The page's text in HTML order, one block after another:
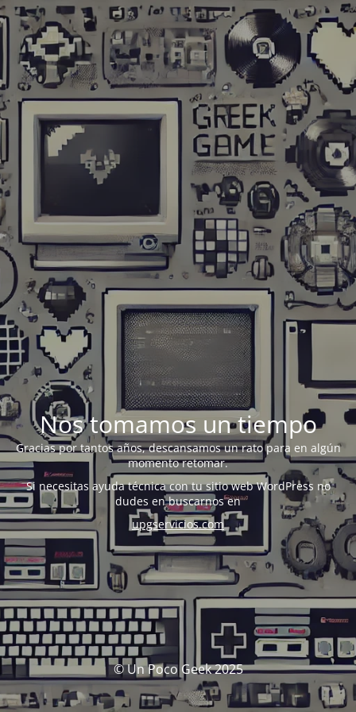
Nos tomamos un tiempo
Gracias por tantos años, descansamos un rato para en algún
momento retomar.
Si necesitas ayuda técnica con tu sitio web WordPress no
dudes en buscarnos en
upgservicios.com
© Un Poco Geek 2025